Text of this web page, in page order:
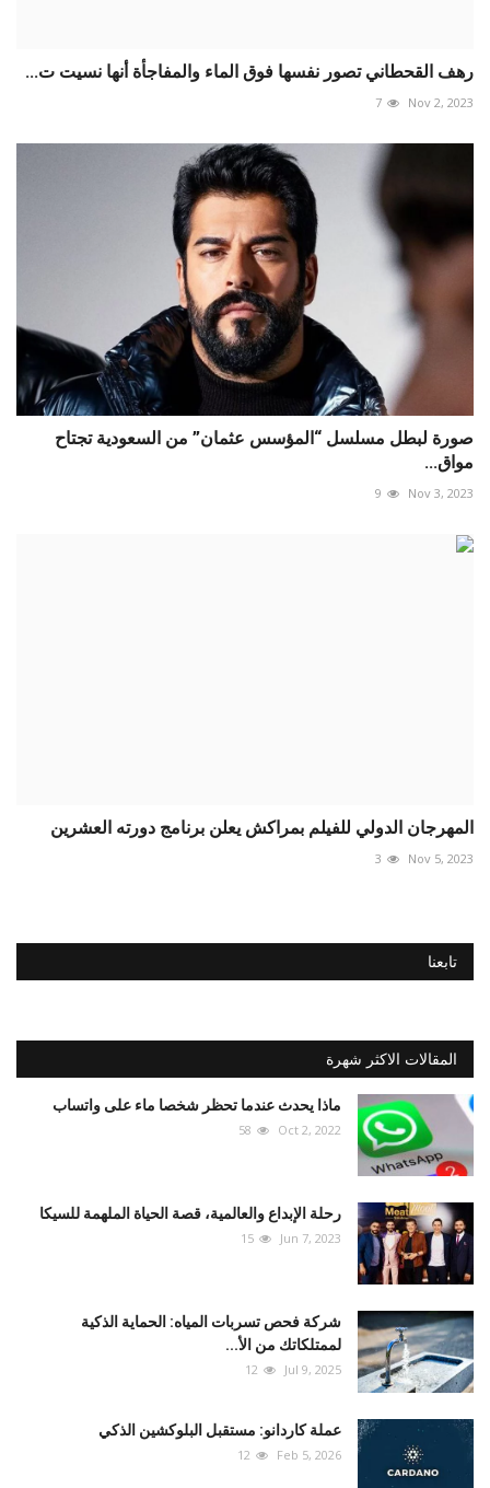
رهف القحطاني تصور نفسها فوق الماء والمفاجأة أنها نسيت ت...
Nov 2, 2023
7
صورة لبطل مسلسل “المؤسس عثمان” من السعودية تجتاح
مواق...
Nov 3, 2023
9
المهرجان الدولي للفيلم بمراكش يعلن برنامج دورته العشرين
Nov 5, 2023
3
تابعنا
المقالات الاكثر شهرة
ماذا يحدث عندما تحظر شخصا ماء على واتساب
Oct 2, 2022
58
رحلة الإبداع والعالمية، قصة الحياة الملهمة للسيكا
Jun 7, 2023
15
شركة فحص تسربات المياه: الحماية الذكية
لممتلكاتك من الأ...
Jul 9, 2025
12
عملة كاردانو: مستقبل البلوكشين الذكي
Feb 5, 2026
12